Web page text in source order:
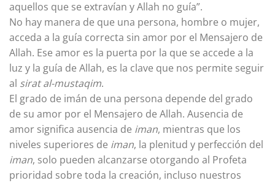
aquellos que se extravían y Allah no guía”.
No hay manera de que una persona, hombre o mujer,
acceda a la guía correcta sin amor por el Mensajero de
Allah. Ese amor es la puerta por la que se accede a la
luz y la guía de Allah, es la clave que nos permite seguir
al sirat al-mustaqim.
El grado de imán de una persona depende del grado
de su amor por el Mensajero de Allah. Ausencia de
amor significa ausencia de iman, mientras que los
niveles superiores de iman, la plenitud y perfección del
iman, solo pueden alcanzarse otorgando al Profeta
prioridad sobre toda la creación, incluso nuestros